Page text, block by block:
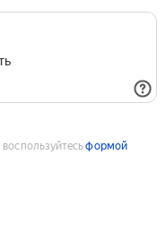
формой